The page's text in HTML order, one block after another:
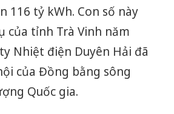
116 tỷ kWh. Con số này
của tỉnh Trà Vinh năm
Nhiệt điện Duyên Hải đã
của Đồng bằng sông
Quốc gia.